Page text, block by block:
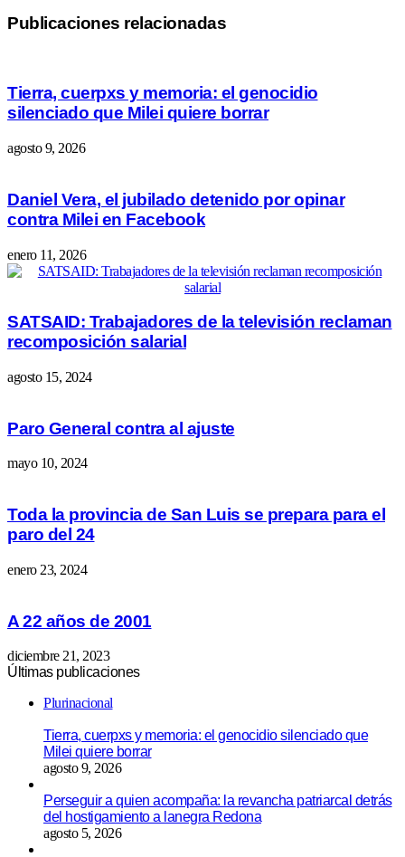
Publicaciones relacionadas
Tierra, cuerpxs y memoria: el genocidio
silenciado que Milei quiere borrar
agosto 9, 2026
Daniel Vera, el jubilado detenido por opinar
contra Milei en Facebook
enero 11, 2026
SATSAID: Trabajadores de la televisión reclaman
recomposición salarial
agosto 15, 2024
Paro General contra al ajuste
mayo 10, 2024
Toda la provincia de San Luis se prepara para el
paro del 24
enero 23, 2024
A 22 años de 2001
diciembre 21, 2023
Últimas publicaciones
Plurinacional
Tierra, cuerpxs y memoria: el genocidio silenciado que
Milei quiere borrar
agosto 9, 2026
Perseguir a quien acompaña: la revancha patriarcal detrás
del hostigamiento a lanegra Redona
agosto 5, 2026